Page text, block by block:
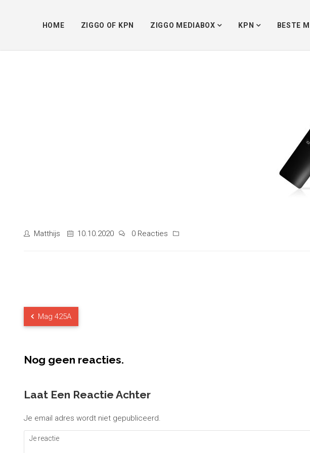
HOME ZIGGO OF KPN ZIGGO MEDIABOX KPN BESTE
Matthijs 10.10.2020 0 Reacties
Mag 425A
Nog geen reacties.
Laat Een Reactie Achter
Je email adres wordt niet gepubliceerd.